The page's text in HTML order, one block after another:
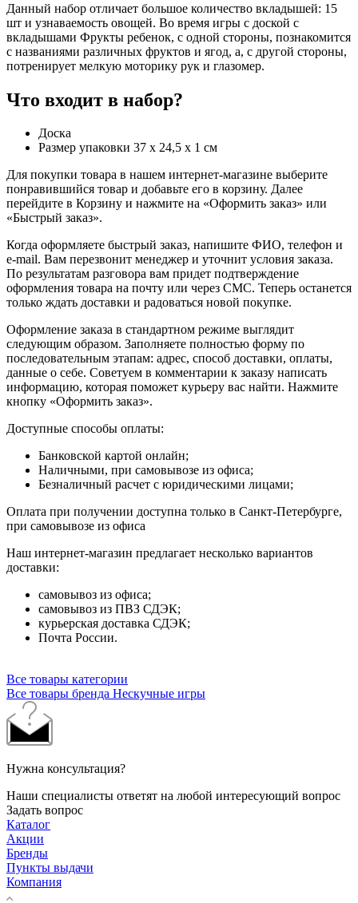
Данный набор отличает большое количество вкладышей: 15
шт и узнаваемость овощей. Во время игры с доской с
вкладышами Фрукты ребенок, с одной стороны, познакомится
с названиями различных фруктов и ягод, а, с другой стороны,
потренирует мелкую моторику рук и глазомер.
Что входит в набор?
Доска
Размер упаковки 37 х 24,5 х 1 см
Для покупки товара в нашем интернет-магазине выберите
понравившийся товар и добавьте его в корзину. Далее
перейдите в Корзину и нажмите на «Оформить заказ» или
«Быстрый заказ».
Когда оформляете быстрый заказ, напишите ФИО, телефон и
e-mail. Вам перезвонит менеджер и уточнит условия заказа.
По результатам разговора вам придет подтверждение
оформления товара на почту или через СМС. Теперь останется
только ждать доставки и радоваться новой покупке.
Оформление заказа в стандартном режиме выглядит
следующим образом. Заполняете полностью форму по
последовательным этапам: адрес, способ доставки, оплаты,
данные о себе. Советуем в комментарии к заказу написать
информацию, которая поможет курьеру вас найти. Нажмите
кнопку «Оформить заказ».
Доступные способы оплаты:
Банковской картой онлайн;
Наличными, при самовывозе из офиса;
Безналичный расчет с юридическими лицами;
Оплата при получении доступна только в Санкт-Петербурге,
при самовывозе из офиса
Наш интернет-магазин предлагает несколько вариантов
доставки:
самовывоз из офиса;
самовывоз из ПВЗ СДЭК;
курьерская доставка СДЭК;
Почта России.
Все товары категории
Все товары бренда Нескучные игры
Нужна консультация?
Наши специалисты ответят на любой интересующий вопрос
Задать вопрос
Каталог
Акции
Бренды
Пункты выдачи
Компания